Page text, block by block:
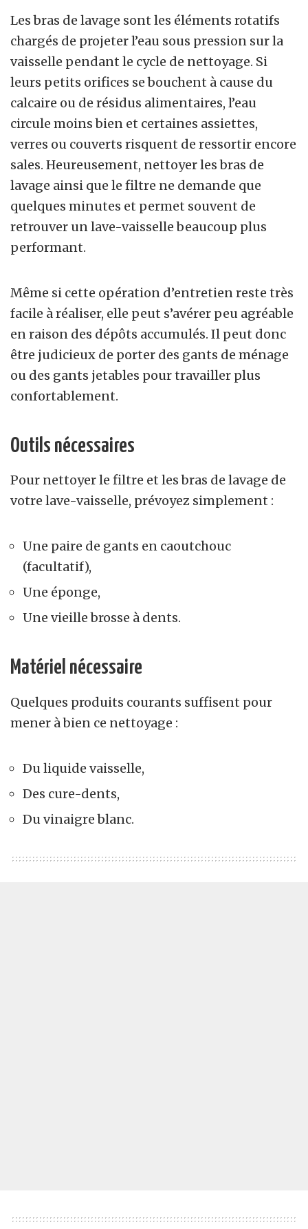
Les bras de lavage sont les éléments rotatifs
chargés de projeter l’eau sous pression sur la
vaisselle pendant le cycle de nettoyage. Si
leurs petits orifices se bouchent à cause du
calcaire ou de résidus alimentaires, l’eau
circule moins bien et certaines assiettes,
verres ou couverts risquent de ressortir encore
sales. Heureusement, nettoyer les bras de
lavage ainsi que le filtre ne demande que
quelques minutes et permet souvent de
retrouver un lave-vaisselle beaucoup plus
performant.
Même si cette opération d’entretien reste très
facile à réaliser, elle peut s’avérer peu agréable
en raison des dépôts accumulés. Il peut donc
être judicieux de porter des gants de ménage
ou des gants jetables pour travailler plus
confortablement.
Outils nécessaires
Pour nettoyer le filtre et les bras de lavage de
votre lave-vaisselle, prévoyez simplement :
Une paire de gants en caoutchouc
(facultatif),
Une éponge,
Une vieille brosse à dents.
Matériel nécessaire
Quelques produits courants suffisent pour
mener à bien ce nettoyage :
Du liquide vaisselle,
Des cure-dents,
Du vinaigre blanc.